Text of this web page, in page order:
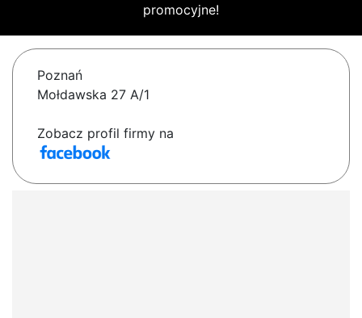
promocyjne!
Poznań
Mołdawska 27 A/1
Zobacz profil firmy na